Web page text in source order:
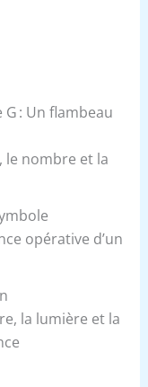
G : Un flambeau
le nombre et la
opérative d’un
la lumière et la